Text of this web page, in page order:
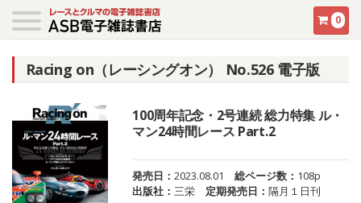
0
Racing on（レーシングオン） No.526 電子版
100周年記念・2号連続 総力特集 ル・
マン24時間レース Part.2
発売日：2023.08.01 総ページ数： 108p
出版社：三栄 定期発売日：隔月１日刊